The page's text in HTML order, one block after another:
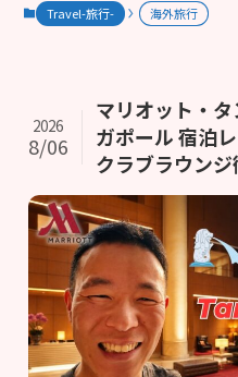
Travel-旅行- 海外旅行
マリオット・
ガポール 宿泊
クラブラウン
2026
8/06